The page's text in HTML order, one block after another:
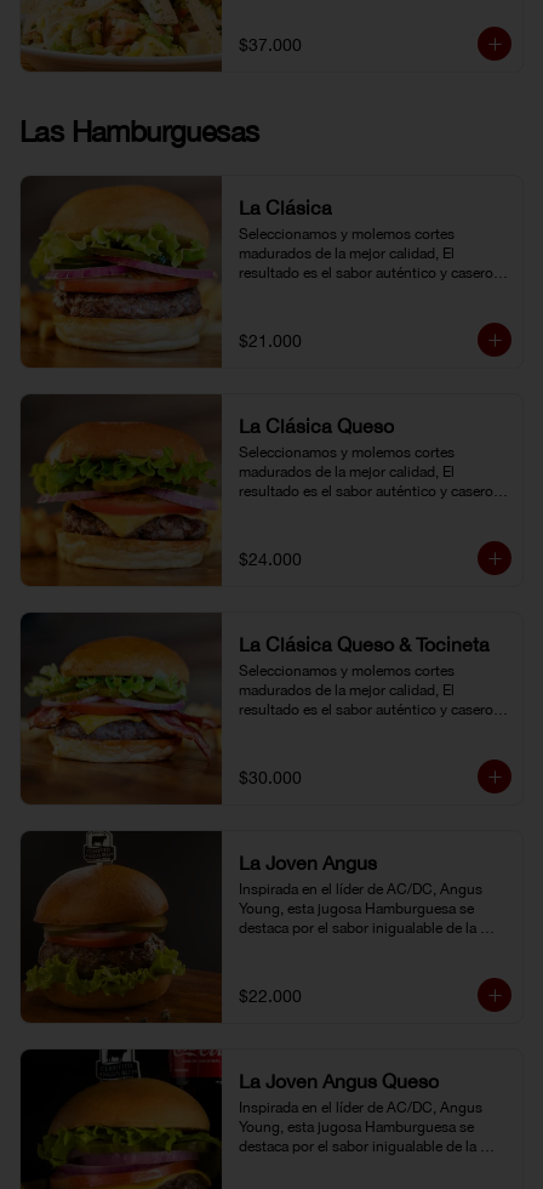
$37.000
Las Hamburguesas
La Clásica
Seleccionamos y molemos cortes
madurados de la mejor calidad, El
resultado es el sabor auténtico y casero
usted elija. Armela como quiera.
$21.000
La Clásica Queso
Seleccionamos y molemos cortes
madurados de la mejor calidad, El
resultado es el sabor auténtico y casero
usted elija. Armela como quiera.
$24.000
La Clásica Queso & Tocineta
Seleccionamos y molemos cortes
madurados de la mejor calidad, El
resultado es el sabor auténtico y casero
usted elija. Armela como quiera.
$30.000
La Joven Angus
Inspirada en el líder de AC/DC, Angus
Young, esta jugosa Hamburguesa se
destaca por el sabor inigualable de la
$22.000
La Joven Angus Queso
Inspirada en el líder de AC/DC, Angus
Young, esta jugosa Hamburguesa se
destaca por el sabor inigualable de la